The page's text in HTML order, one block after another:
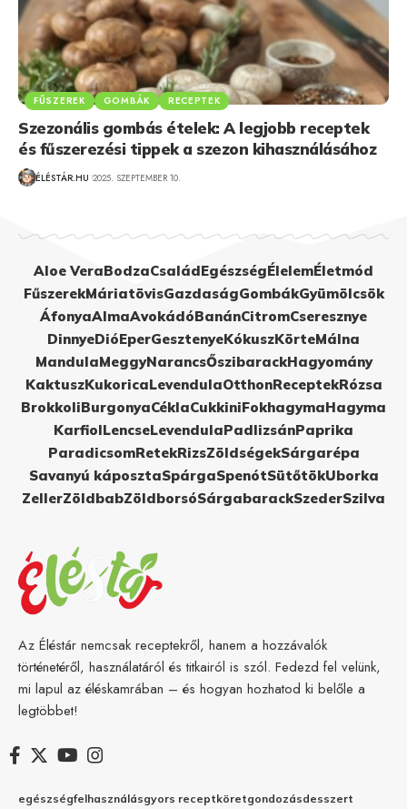
FŰSZEREK GOMBÁK RECEPTEK
Szezonális gombás ételek: A legjobb receptek
és fűszerezési tippek a szezon kihasználásához
ÉLÉSTÁR.HU 2025. SZEPTEMBER 10.
Aloe VeraBodzaCsaládEgészségÉlelemÉletmód
FűszerekMáriatövisGazdaságGombákGyümölcsök
ÁfonyaAlmaAvokádóBanánCitromCseresznye
DinnyeDióEperGesztenyeKókuszKörteMálna
MandulaMeggyNarancsŐszibarackHagyomány
KaktuszKukoricaLevendulaOtthonReceptekRózsa
BrokkoliBurgonyaCéklaCukkiniFokhagymaHagyma
KarfiolLencseLevendulaPadlizsánPaprika
ParadicsomRetekRizsZöldségekSárgarépa
Savanyú káposztaSpárgaSpenótSütőtökUborka
ZellerZöldbabZöldborsóSárgabarackSzederSzilva
Az Éléstár nemcsak receptekről, hanem a hozzávalók
történetéről, használatáról és titkairól is szól. Fedezd fel velünk,
mi lapul az éléskamrában – és hogyan hozhatod ki belőle a
legtöbbet!
egészségfelhasználásgyors receptköretgondozásdesszert